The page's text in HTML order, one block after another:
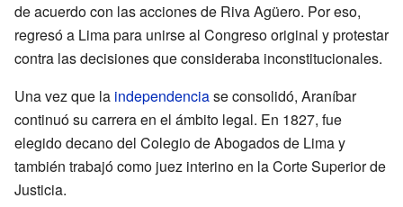
de acuerdo con las acciones de Riva Agüero. Por eso,
regresó a Lima para unirse al Congreso original y protestar
contra las decisiones que consideraba inconstitucionales.
Una vez que la independenciase consolidó, Araníbar
continuó su carrera en el ámbito legal. En 1827, fue
elegido decano del Colegio de Abogados de Lima y
también trabajó como juez interino en la Corte Superior de
Justicia.